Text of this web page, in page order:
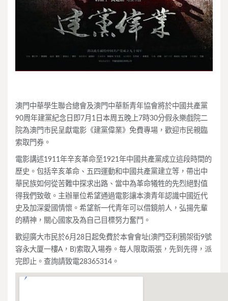
澳門中華學生聯合總會及澳門中華新青年協會將於中國共產黨
90周年建黨紀念日即7月1日本周五晚上7時30分假永樂戲院二
院為澳門市民呈獻電影《建黨偉業》免費專場，歡迎市民親臨
索取門券。
電影講述1911年辛亥革命至1921年中國共產黨成立這段時間的
歷史。包括辛亥革命、五四運動和中國共產黨建立等，帶出中
華民族如何從苦難中探求出路、當中為革命犧牲的先烈絕對值
得我們致敬。主辦單位希望通過電影讓本澳青年認識中國近代
史及加深愛國情懷。希望新一代青年可以借鏡前人，弘揚先輩
的精神，關心國家及為自己目標努力奮鬥。
歡迎廣大市民於6月28日起免費於本會會址(澳門亞利鴉架街9號
容永大厦一樓A，B)索取入場券。每人限取兩張，先到先得，派
完即止。查詢請致電28365314。